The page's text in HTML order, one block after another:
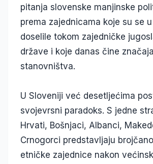
pitanja slovenske manjinske
prema zajednicama koje su se
doselile tokom zajedničke
države i koje danas čine
stanovništva.
U Sloveniji već desetljećima
svojevrsni paradoks. S jedne
Hrvati, Bošnjaci, Albanci,
Crnogorci predstavljaju
etničke zajednice nakon